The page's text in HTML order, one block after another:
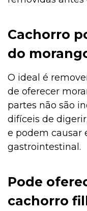
Cachorro
do
O ideal é
de oferecer
partes não são
difíceis de
e podem causar
gastrointestinal.
Pode
cachorro